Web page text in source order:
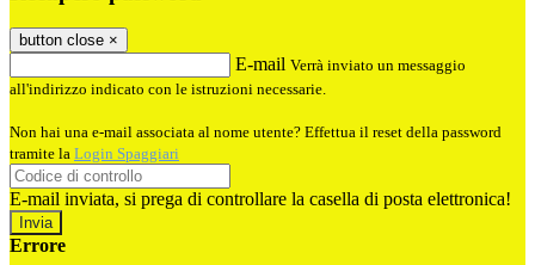
button close ×
E-mail Verrà inviato un messaggio
all'indirizzo indicato con le istruzioni necessarie.
Non hai una e-mail associata al nome utente? Effettua il reset della password
tramite la Login Spaggiari
E-mail inviata, si prega di controllare la casella di posta elettronica!
Errore